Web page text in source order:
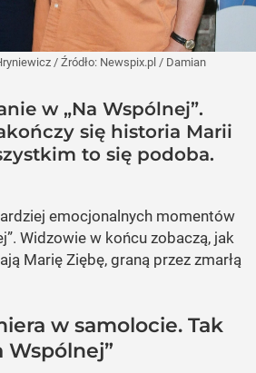
/ Źródło: Newspix.pl / Damian
w „Na Wspólnej”.
się historia Marii
to się podoba.
emocjonalnych momentów
Widzowie w końcu zobaczą, jak
Marię Ziębę, graną przez zmarłą
w samolocie. Tak
Wspólnej”